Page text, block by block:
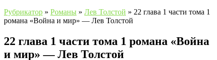
Рубрикатор » Романы » Лев Толстой » 22 глава 1 части тома 1
романа «Война и мир» — Лев Толстой
22 глава 1 части тома 1 романа «Война
и мир» — Лев Толстой